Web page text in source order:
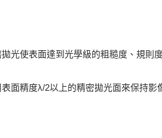
光使表面達到光學級的粗糙度、規則
面精度λ/2以上的精密拋光面來保持影